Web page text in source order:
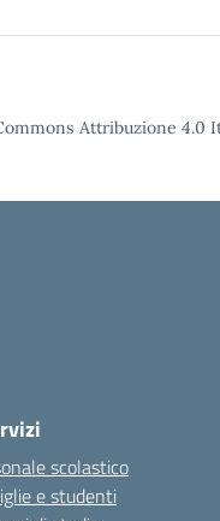
Attribuzione 4.0
scolastico
e studenti